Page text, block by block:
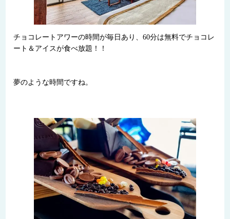
チョコレートアワーの時間が毎日あり、60分は無料でチョコレ
ート＆アイスが食べ放題！！
夢のような時間ですね。